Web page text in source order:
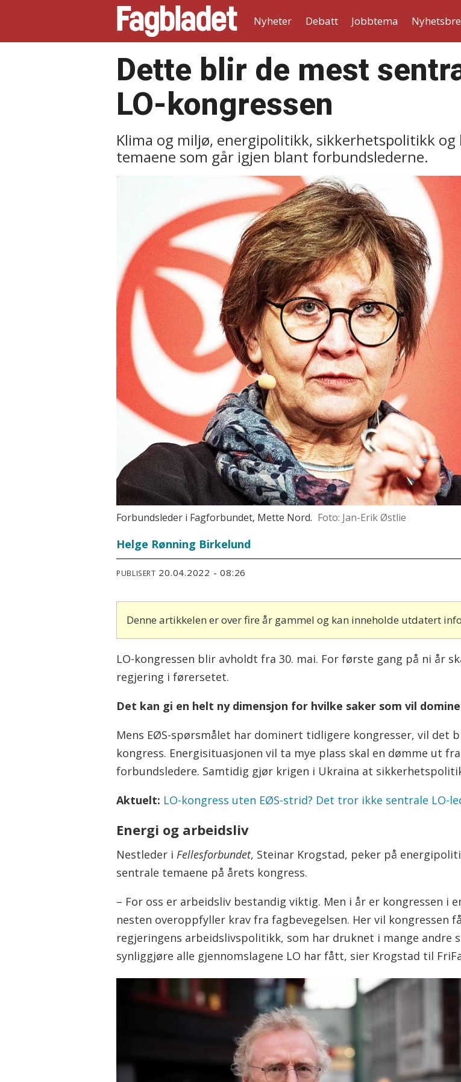
Nyheter Debatt Jobbtema
Dette blir de mest
LO-kongressen
Klima og miljø, energipolitikk, sikkerhetspolitikk
temaene som går igjen blant forbundslederne.
Forbundsleder i Fagforbundet, Mette Nord. Foto: Jan-Erik Østlie
Helge Rønning Birkelund
PUBLISERT 20.04.2022 - 08:26
Denne artikkelen er over fire år gammel og kan inneholde utdatert
LO-kongressen blir avholdt fra 30. mai. For første gang på ni år
regjering i førersetet.
Det kan gi en helt ny dimensjon for hvilke saker som vil
Mens EØS-spørsmålet har dominert tidligere kongresser, vil det
kongress. Energisituasjonen vil ta mye plass skal en dømme ut
forbundsledere. Samtidig gjør krigen i Ukraina at
Aktuelt: LO-kongress uten EØS-strid? Det tror ikke sentrale LO-
Energi og arbeidsliv
Nestleder i Fellesforbundet, Steinar Krogstad, peker på
sentrale temaene på årets kongress.
– For oss er arbeidsliv bestandig viktig. Men i år er kongressen i
nesten overoppfyller krav fra fagbevegelsen. Her vil kongressen
regjeringens arbeidslivspolitikk, som har druknet i mange andre
synliggjøre alle gjennomslagene LO har fått, sier Krogstad til